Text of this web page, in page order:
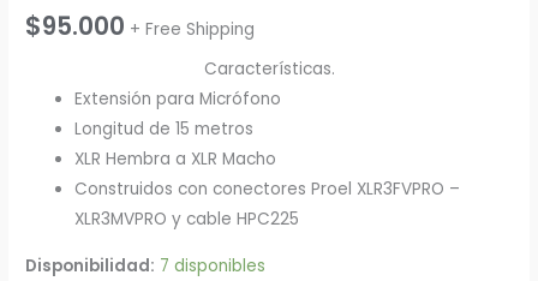
$95.000 + Free Shipping
Características.
Extensión para Micrófono
Longitud de 15 metros
XLR Hembra a XLR Macho
Construidos con conectores Proel XLR3FVPRO –
XLR3MVPRO y cable HPC225
Disponibilidad: 7 disponibles